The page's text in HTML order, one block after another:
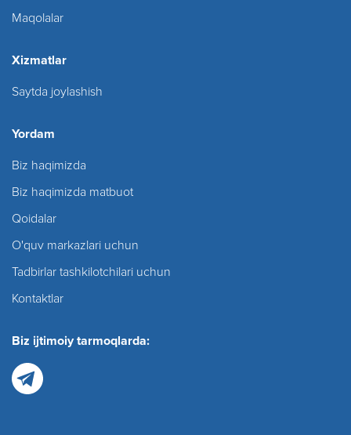
Maqolalar
Xizmatlar
Saytda joylashish
Yordam
Biz haqimizda
Biz haqimizda matbuot
Qoidalar
O'quv markazlari uchun
Tadbirlar tashkilotchilari uchun
Kontaktlar
Biz ijtimoiy tarmoqlarda: